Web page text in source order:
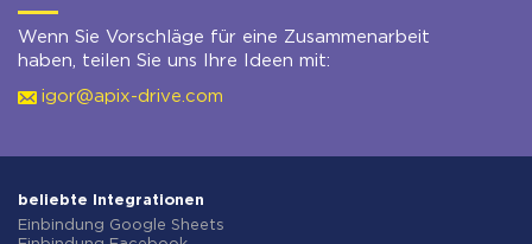
Wenn Sie Vorschläge für eine Zusammenarbeit
haben, teilen Sie uns Ihre Ideen mit:
igor@apix-drive.com
beliebte Integrationen
Einbindung Google Sheets